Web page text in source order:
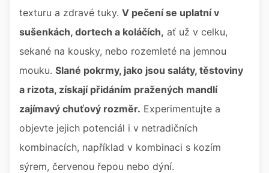
texturu a zdravé tuky. V pečení se uplatní v
sušenkách, dortech a koláčích, ať už v celku,
sekané na kousky, nebo rozemleté na jemnou
mouku. Slané pokrmy, jako jsou saláty, těstoviny
a rizota, získají přidáním pražených mandlí
zajímavý chuťový rozměr. Experimentujte a
objevte jejich potenciál i v netradičních
kombinacích, například v kombinaci s kozím
sýrem, červenou řepou nebo dýní.